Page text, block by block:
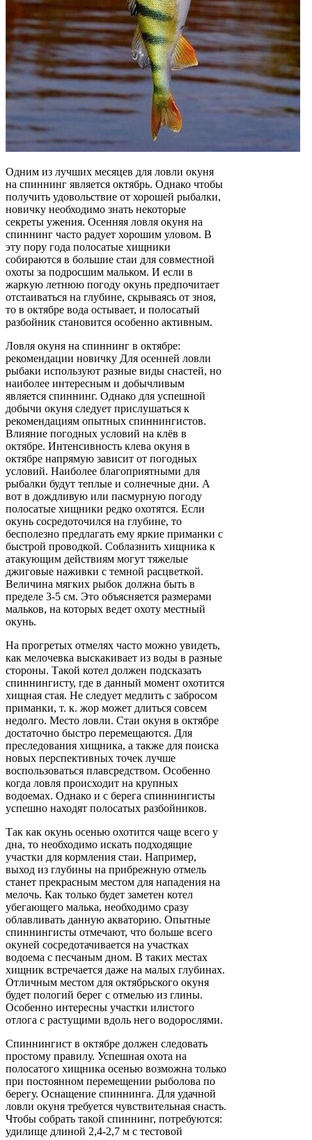
Одним из лучших месяцев для ловли окуня
на спиннинг является октябрь. Однако чтобы
получить удовольствие от хорошей рыбалки,
новичку необходимо знать некоторые
секреты ужения. Осенняя ловля окуня на
спиннинг часто радует хорошим уловом. В
эту пору года полосатые хищники
собираются в большие стаи для совместной
охоты за подросшим мальком. И если в
жаркую летнюю погоду окунь предпочитает
отстаиваться на глубине, скрываясь от зноя,
то в октябре вода остывает, и полосатый
разбойник становится особенно активным.
Ловля окуня на спиннинг в октябре:
рекомендации новичку Для осенней ловли
рыбаки используют разные виды снастей, но
наиболее интересным и добычливым
является спиннинг. Однако для успешной
добычи окуня следует прислушаться к
рекомендациям опытных спиннингистов.
Влияние погодных условий на клёв в
октябре. Интенсивность клева окуня в
октябре напрямую зависит от погодных
условий. Наиболее благоприятными для
рыбалки будут теплые и солнечные дни. А
вот в дождливую или пасмурную погоду
полосатые хищники редко охотятся. Если
окунь сосредоточился на глубине, то
бесполезно предлагать ему яркие приманки с
быстрой проводкой. Соблазнить хищника к
атакующим действиям могут тяжелые
джиговые наживки с темной расцветкой.
Величина мягких рыбок должна быть в
пределе 3-5 см. Это объясняется размерами
мальков, на которых ведет охоту местный
окунь.
На прогретых отмелях часто можно увидеть,
как мелочевка выскакивает из воды в разные
стороны. Такой котел должен подсказать
спиннингисту, где в данный момент охотится
хищная стая. Не следует медлить с забросом
приманки, т. к. жор может длиться совсем
недолго. Место ловли. Стаи окуня в октябре
достаточно быстро перемещаются. Для
преследования хищника, а также для поиска
новых перспективных точек лучше
воспользоваться плавсредством. Особенно
когда ловля происходит на крупных
водоемах. Однако и с берега спиннингисты
успешно находят полосатых разбойников.
Так как окунь осенью охотится чаще всего у
дна, то необходимо искать подходящие
участки для кормления стаи. Например,
выход из глубины на прибрежную отмель
станет прекрасным местом для нападения на
мелочь. Как только будет заметен котел
убегающего малька, необходимо сразу
облавливать данную акваторию. Опытные
спиннингисты отмечают, что больше всего
окуней сосредотачивается на участках
водоема с песчаным дном. В таких местах
хищник встречается даже на малых глубинах.
Отличным местом для октябрьского окуня
будет пологий берег с отмелью из глины.
Особенно интересны участки илистого
отлога с растущими вдоль него водорослями.
Спиннингист в октябре должен следовать
простому правилу. Успешная охота на
полосатого хищника осенью возможна только
при постоянном перемещении рыболова по
берегу. Оснащение спиннинга. Для удачной
ловли окуня требуется чувствительная снасть.
Чтобы собрать такой спиннинг, потребуются:
удилище длиной 2,4-2,7 м с тестовой